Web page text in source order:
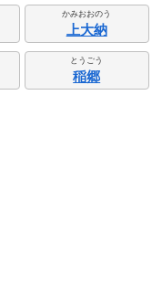
かみおおのう
上大納
とうごう
稲郷